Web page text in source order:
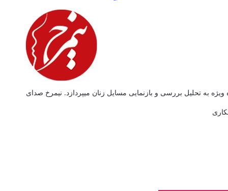
به تحلیل بررسی و بازنمایی مسایل زنان میپردازد. نیمرخ صدای